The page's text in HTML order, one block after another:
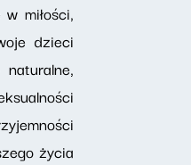
miłości,
dzieci
życia